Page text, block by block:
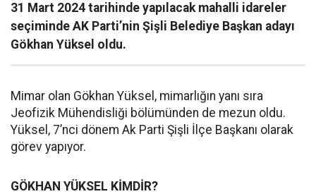
31 Mart 2024 tarihinde yapılacak mahalli idareler
seçiminde AK Parti’nin Şişli Belediye Başkan adayı
Gökhan Yüksel oldu.
Mimar olan Gökhan Yüksel, mimarlığın yanı sıra
Jeofizik Mühendisliği bölümünden de mezun oldu.
Yüksel, 7’nci dönem Ak Parti Şişli İlçe Başkanı olarak
görev yapıyor.
GÖKHAN YÜKSEL KİMDİR?